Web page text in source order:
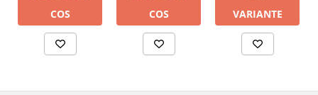
COS
COS
VARIANTE